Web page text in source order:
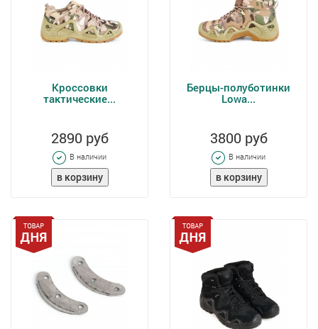
Кроссовки
тактические...
2890 руб
В наличии
Берцы-полуботинки
Lowa...
3800 руб
В наличии